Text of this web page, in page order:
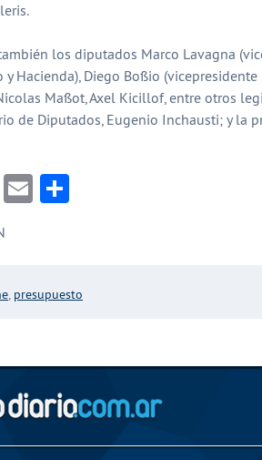
los diputados Marco Lavagna
y Hacienda), Diego Bossio
Massot, Axel Kicillof, entre otros
de Diputados, Eugenio Inchausti; y la
EmailCompartir
, presupuesto
El